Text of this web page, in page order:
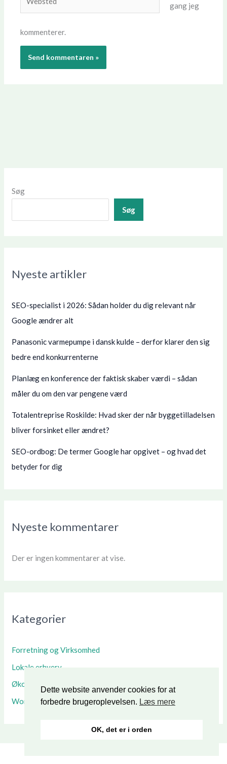
gang jeg
kommenterer.
Søg
Søg
Nyeste artikler
SEO-specialist i 2026: Sådan holder du dig relevant når
Google ændrer alt
Panasonic varmepumpe i dansk kulde – derfor klarer den sig
bedre end konkurrenterne
Planlæg en konference der faktisk skaber værdi – sådan
måler du om den var pengene værd
Totalentreprise Roskilde: Hvad sker der når byggetilladelsen
bliver forsinket eller ændret?
SEO-ordbog: De termer Google har opgivet – og hvad det
betyder for dig
Nyeste kommentarer
Der er ingen kommentarer at vise.
Kategorier
Forretning og Virksomhed
Lokale erhverv
Økonomi
Work/Life balance
Dette website anvender cookies for at
forbedre brugeroplevelsen. Læs mere
OK, det er i orden